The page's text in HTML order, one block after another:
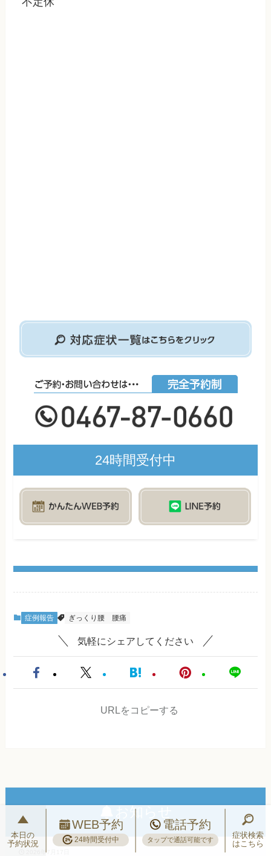
24時間受付中
症例報告 ぎっくり腰 腰痛
気軽にシェアしてください
URLをコピーする
お知らせ
2026年7月17日
本日の
予約状況
WEB予約
24時間受付中
電話予約
タップで通話可能です
症状検索
はこちら